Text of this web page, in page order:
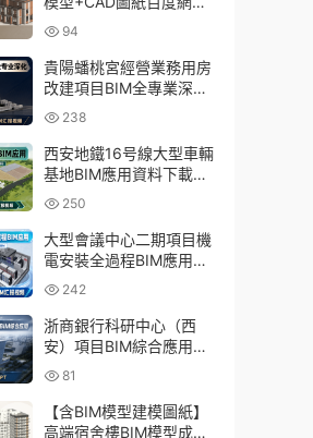
下載94
貴陽蟠桃宮經營業務用房
改建項目BIM全專業深化
資料下載：含模型、彙報
PPT及演示視頻
238
西安地鐵16号線大型車輛
基地BIM應用資料下載：
含BIM模型、彙報PPT及
演示視頻
250
大型會議中心二期項目機
電安裝全過程BIM應用資
料下載：含BIM模型、彙
報PPT及視頻
242
浙商銀行科研中心（西
安）項目BIM綜合應用資
料下載：含全套BIM模
型、彙報PPT
81
【含BIM模型建模圖紙】
高端宿舍樓BIM模型成